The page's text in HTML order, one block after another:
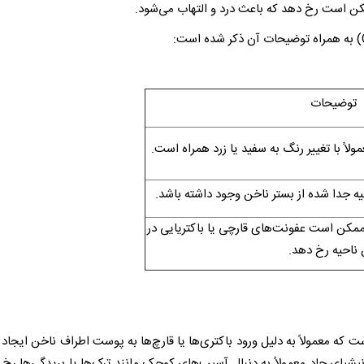
است رخ دهد که باعث درد و التهاب می‌شود.
) به همراه توضیحات آن ذکر شده است:
توضیحات
با تغییر رنگ به سفید یا زرد همراه است.
جدا شده از بستر ناخن وجود داشته باشد.
است عفونت‌های قارچی یا باکتریایی در
ناحیه رخ دهد.
که معمولاً به دلیل ورود باکتری‌ها یا قارچ‌ها به پوست اطراف ناخن